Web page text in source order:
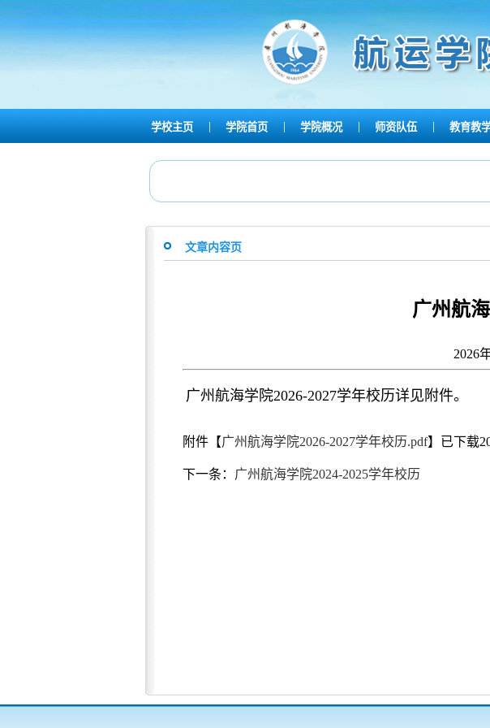
学校主页 | 学院首页 | 学院概况 | 师资队伍 | 教育教
文章内容页
广州航
2026
广州航海学院2026-2027学年校历详见附件。
附件【广州航海学院2026-2027学年校历.pdf】已下载
下一条： 广州航海学院2024-2025学年校历